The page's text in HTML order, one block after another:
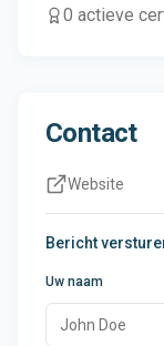
0 actieve
Contact
Website
Bericht
Uw naam